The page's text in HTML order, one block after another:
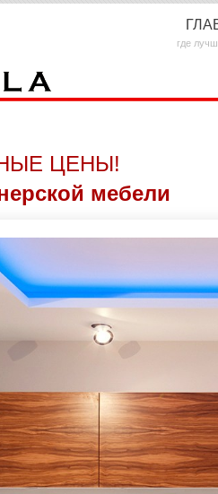
где
ЦЕНЫ!
мебели